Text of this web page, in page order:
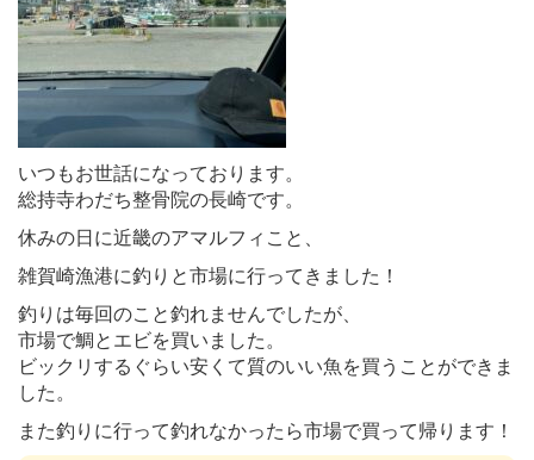
いつもお世話になっております。
総持寺わだち整骨院の長崎です。
休みの日に近畿のアマルフィこと、
雑賀崎漁港に釣りと市場に行ってきました！
釣りは毎回のこと釣れませんでしたが、
市場で鯛とエビを買いました。
ビックリするぐらい安くて質のいい魚を買うことができま
した。
また釣りに行って釣れなかったら市場で買って帰ります！